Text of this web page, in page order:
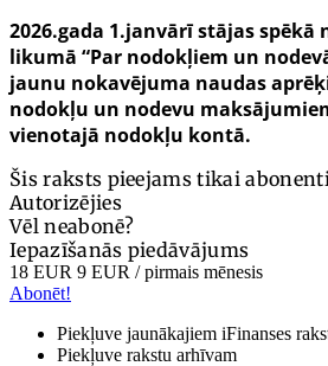
2026.gada 1.janvārī stājas
likumā “Par nodokļiem un
jaunu nokavējuma naudas
nodokļu un nodevu
vienotajā nodokļu kontā.
Šis raksts pieejams tikai
Autorizējies
Vēl neabonē?
Iepazīšanās piedāvājums
18 EUR 9 EUR / pirmais mēnesis
Abonēt!
Piekļuve jaunākajiem iFinanses
Piekļuve rakstu arhīvam